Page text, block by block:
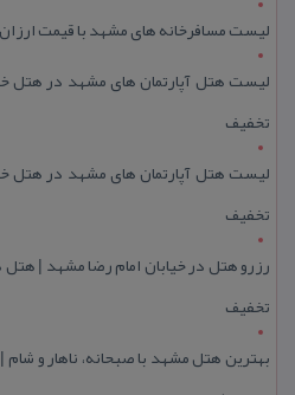
لیست مسافرخانه های مشهد با قیمت ارزان + داری
تخفیف
تخفیف
تخفیف
بهترین هتل مشهد با صبحانه، ناهار و